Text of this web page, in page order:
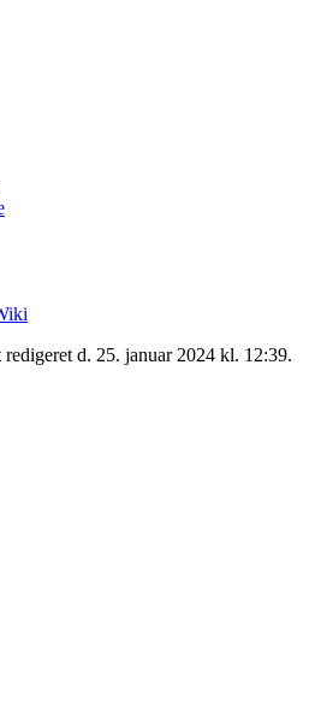
redigeret d. 25. januar 2024 kl. 12:39.